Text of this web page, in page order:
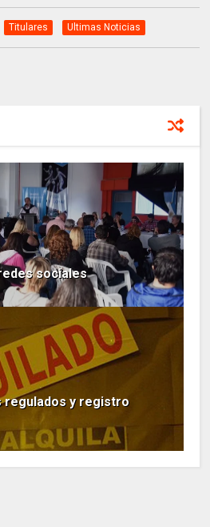
Titulares Ultimas Noticias
sociales
regulados y registro